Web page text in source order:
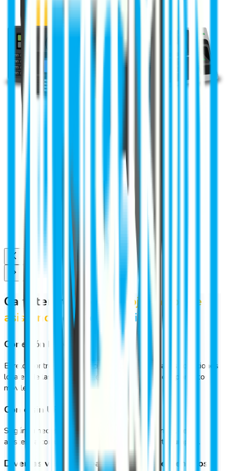
Características del
reloj control de
asistencia
de Geovictoria
Conexión LAN o 3G
El reloj control de asistencia se adapta tanto a las conexiones
locales de las empresas, como a las inalámbricas por datos
móviles.
Con o sin UPS
Según tu necesidad, puedes elegir tu reloj control de
asistencia con un sistema de alimentación ininterrumpida.
Diversas versiones para diferentes escenarios